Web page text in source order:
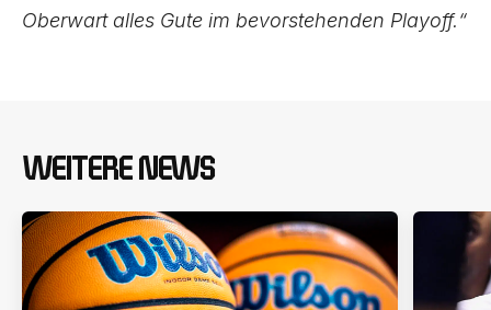
Oberwart alles Gute im bevorstehenden Playoff.“
WEITERE NEWS